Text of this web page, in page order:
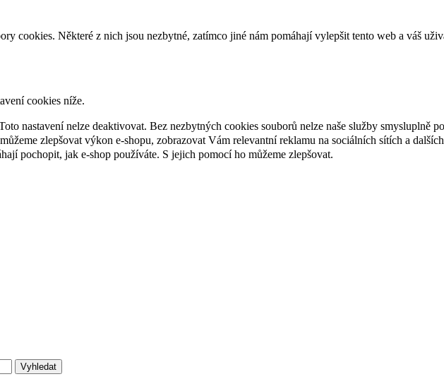
cookies. Některé z nich jsou nezbytné, zatímco jiné nám pomáhají vylepšit tento web a váš
cookies níže.
nastavení nelze deaktivovat. Bez nezbytných cookies souborů nelze naše služby smysluplně
zlepšovat výkon e-shopu, zobrazovat Vám relevantní reklamu na sociálních sítích a
pochopit, jak e-shop používáte. S jejich pomocí ho můžeme zlepšovat.
Vyhledat